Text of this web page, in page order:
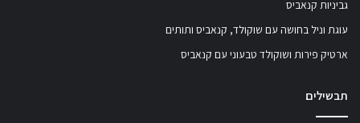
גביניות קנאביס
עוגת וניל בחושה עם שוקולד, קנאביס ותותים
ארטיק פירות ושוקולד טבעוני עם קנאביס
תבשילים